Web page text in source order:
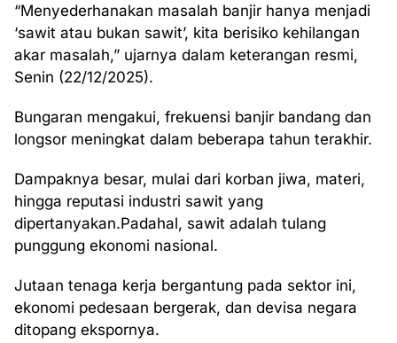
“Menyederhanakan masalah banjir hanya menjadi
‘sawit atau bukan sawit’, kita berisiko kehilangan
akar masalah,” ujarnya dalam keterangan resmi,
Senin (22/12/2025).
Bungaran mengakui, frekuensi banjir bandang dan
longsor meningkat dalam beberapa tahun terakhir.
Dampaknya besar, mulai dari korban jiwa, materi,
hingga reputasi industri sawit yang
dipertanyakan.Padahal, sawit adalah tulang
punggung ekonomi nasional.
Jutaan tenaga kerja bergantung pada sektor ini,
ekonomi pedesaan bergerak, dan devisa negara
ditopang ekspornya.